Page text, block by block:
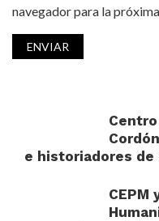
navegador para la
e historiadores de
CEPM